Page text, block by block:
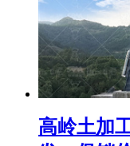
高岭土加